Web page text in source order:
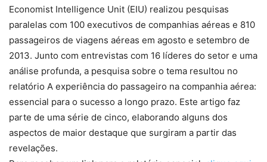
Economist Intelligence Unit (EIU) realizou pesquisas
paralelas com 100 executivos de companhias aéreas e 810
passageiros de viagens aéreas em agosto e setembro de
2013. Junto com entrevistas com 16 líderes do setor e uma
análise profunda, a pesquisa sobre o tema resultou no
relatório A experiência do passageiro na companhia aérea:
essencial para o sucesso a longo prazo. Este artigo faz
parte de uma série de cinco, elaborando alguns dos
aspectos de maior destaque que surgiram a partir das
revelações.